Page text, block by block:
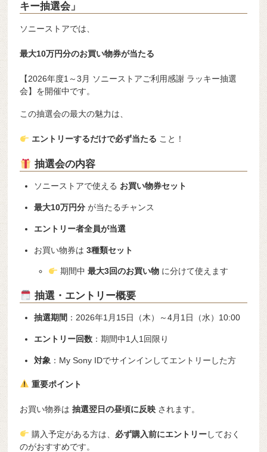
キー抽選会」
ソニーストアでは、
最大10万円分のお買い物券が当たる
【2026年度1～3月 ソニーストアご利用感謝 ラッキー抽選
会】を開催中です。
この抽選会の最大の魅力は、
エントリーするだけで必ず当たる こと！
抽選会の内容
ソニーストアで使える お買い物券セット
最大10万円分 が当たるチャンス
エントリー者全員が当選
お買い物券は3種類セット
期間中最大3回のお買い物 に分けて使えます
抽選・エントリー概要
抽選期間 ：2026年1月15日（木）～4月1日（水）10:00
エントリー回数 ：期間中1人1回限り
対象 ：My Sony IDでサインインしてエントリーした方
重要ポイント
お買い物券は抽選翌日の昼頃に反映 されます。
購入予定がある方は、 必ず購入前にエントリーしておく
のがおすすめです。